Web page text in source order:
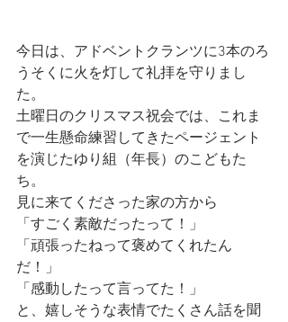
今日は、アドベントクランツに3本のろ
うそくに火を灯して礼拝を守りまし
た。
土曜日のクリスマス祝会では、これま
で一生懸命練習してきたページェント
を演じたゆり組（年長）のこどもた
ち。
見に来てくださった家の方から
「すごく素敵だったって！」
「頑張ったねって褒めてくれたん
だ！」
「感動したって言ってた！」
と、嬉しそうな表情でたくさん話を聞